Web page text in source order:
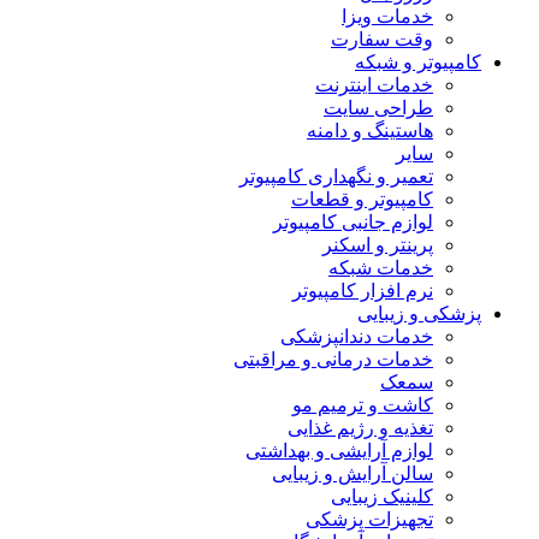
خدمات ویزا
وقت سفارت
کامپیوتر و شبکه
خدمات اینترنت
طراحی سایت
هاستینگ و دامنه
سایر
تعمیر و نگهداری کامپیوتر
کامپیوتر و قطعات
لوازم جانبی کامپیوتر
پرینتر و اسکنر
خدمات شبکه
نرم افزار کامپیوتر
پزشکی و زیبایی
خدمات دندانپزشکی
خدمات درمانی و مراقبتی
سمعک
کاشت و ترمیم مو
تغذیه و رژیم غذایی
لوازم آرایشی و بهداشتی
سالن آرایش و زیبایی
کلینیک زیبایی
تجهیزات پزشکی